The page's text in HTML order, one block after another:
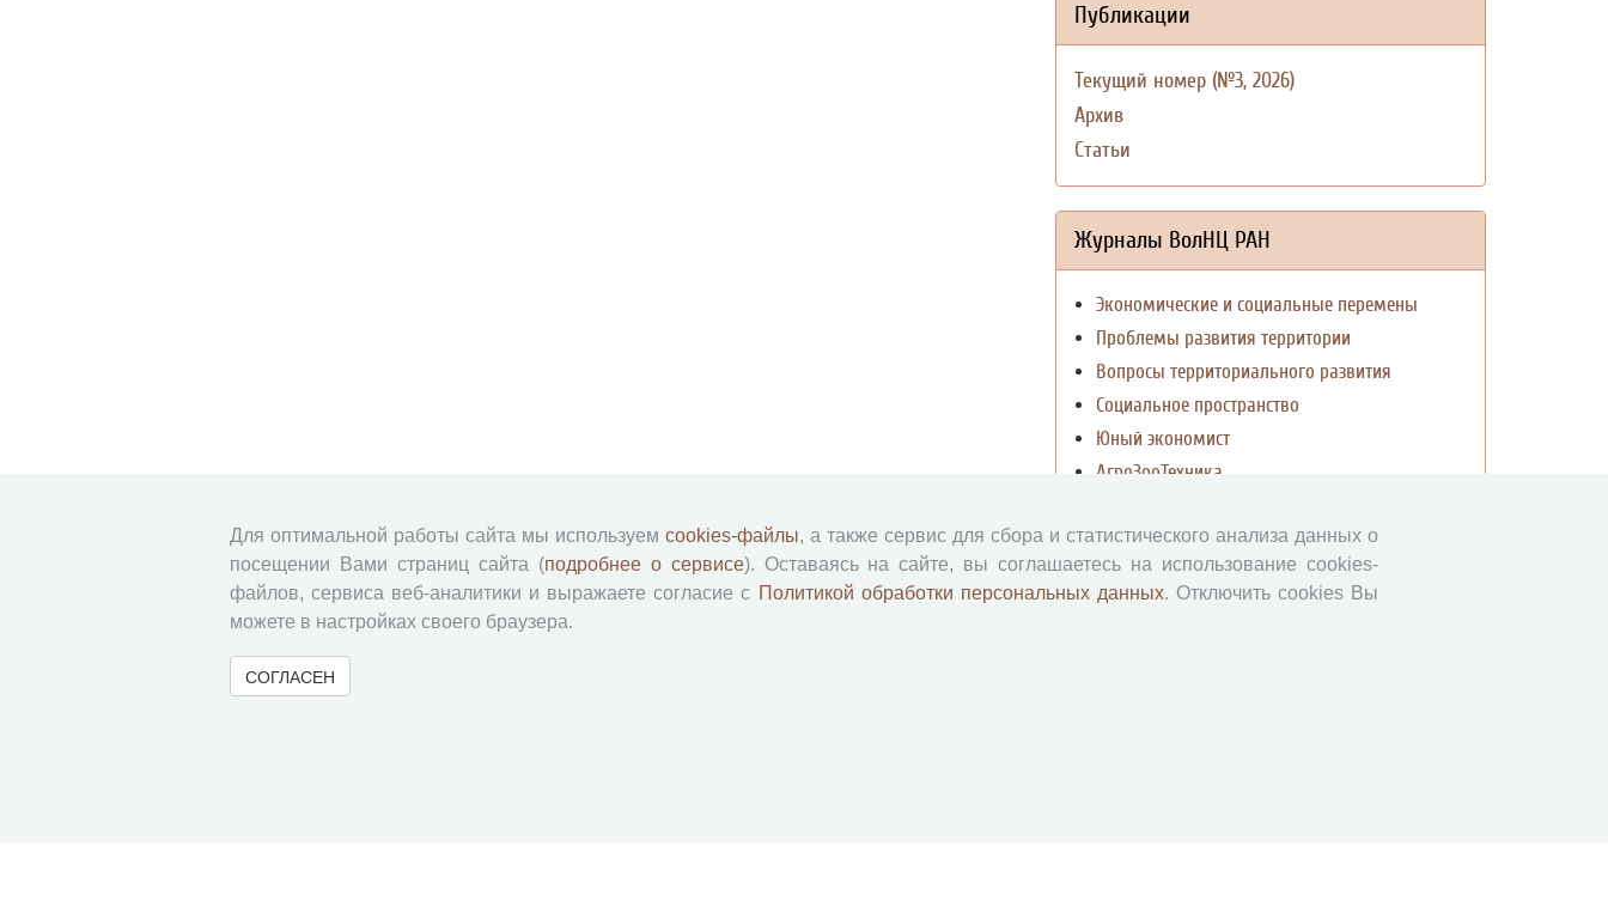
Публикации
Текущий номер (№3, 2026)
Архив
Статьи
Журналы ВолНЦ РАН
Экономические и социальные перемены
Проблемы развития территории
Вопросы территориального развития
Социальное пространство
Юный экономист
АгроЗооТехника
Для оптимальной работы сайта мы используем cookies-файлы, а также сервис для сбора и статистического анализа данных о
посещении Вами страниц сайта (подробнее о сервисе). Оставаясь на сайте, вы соглашаетесь на использование cookies-
файлов, сервиса веб-аналитики и выражаете согласие с Политикой обработки персональных данных. Отключить cookies Вы
можете в настройках своего браузера.
СОГЛАСЕН
© 2000-2026 Вологодский научный центр Российской академии наук